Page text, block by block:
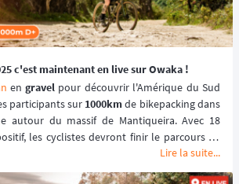
c'est maintenant en live sur Owaka !
en gravel pour découvrir l'Amérique du Sud
participants sur 1000km de bikepacking dans
autour du massif de Mantiqueira. Avec 18
les cyclistes devront finir le parcours en
! ⏱️
Lire la suite...